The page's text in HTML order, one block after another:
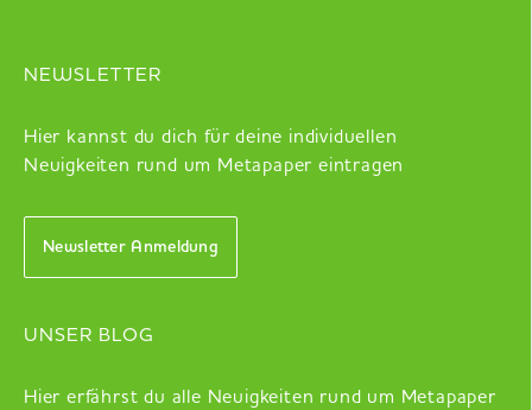
NEWSLETTER
Hier kannst du dich für deine individuellen
Neuigkeiten rund um Metapaper eintragen
Newsletter Anmeldung
UNSER BLOG
Hier erfährst du alle Neuigkeiten rund um Metapaper